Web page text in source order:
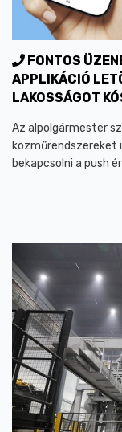
FONTOS
APPLIKÁCIÓ
LAKOSSÁGOT
Az alpolgármester
bekapcsolni a push